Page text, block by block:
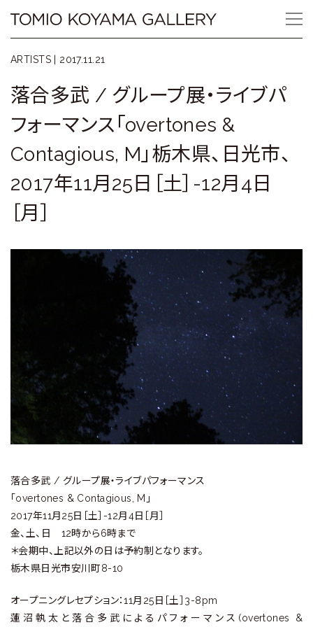
content
Tomio
Koyama
Gallery
小
山
登
美
リ
ー
ARTISTS | 2017.11.21
落合多武 / グループ展・ライブパ
フォーマンス「overtones &
Contagious, M」栃木県、日光市、
2017年11月25日［土］-12月4日
［月］
落合多武 / グループ展・ライブパフォーマンス
「overtones & Contagious, M」
2017年11月25日［土］-12月4日［月］
金、土、日 12時から6時まで
＊会期中、上記以外の日は予約制となります。
栃木県日光市安川町8-10
オープニングレセプション：11月25日［土］3-8pm
蓮沼執太と落合多武によるパフォーマンス(overtones &